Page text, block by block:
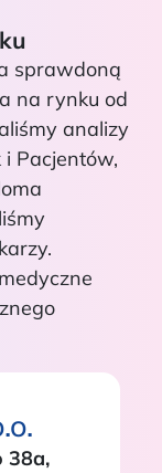
sprawdoną
na rynku od
analizy
Pacjentów,
38a,